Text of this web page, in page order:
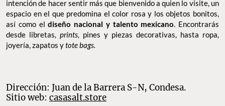
intención de hacer sentir más que bienvenido a quien lo visite, un
espacio en el que predomina el color rosa y los objetos bonitos,
así como eldiseño nacional y talento mexicano. Encontrarás
desde libretas, prints, pines y piezas decorativas, hasta ropa,
joyería, zapatos ytote bags.
Dirección: Juan de la Barrera S-N, Condesa.
Sitio web: casasalt.store